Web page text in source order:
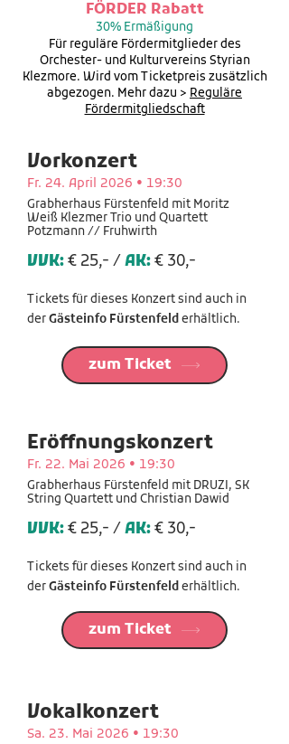
FÖRDER Rabatt
30% Ermäßigung
Für reguläre Fördermitglieder des
Orchester- und Kulturvereins Styrian
Klezmore. Wird vom Ticketpreis zusätzlich
abgezogen. Mehr dazu > Reguläre
Fördermitgliedschaft
Vorkonzert
Fr. 24. April 2026 • 19:30
Grabherhaus Fürstenfeld mit Moritz
Weiß Klezmer Trio und Quartett
Potzmann // Fruhwirth
VVK:€ 25,- / AK:€ 30,-
Tickets für dieses Konzert sind auch in
derGästeinfo Fürstenfelderhältlich.
zum Ticket
Eröffnungskonzert
Fr. 22. Mai 2026 • 19:30
Grabherhaus Fürstenfeld mit DRUZI, SK
String Quartett und Christian Dawid
VVK:€ 25,- / AK:€ 30,-
Tickets für dieses Konzert sind auch in
derGästeinfo Fürstenfelderhältlich.
zum Ticket
Vokalkonzert
Sa. 23. Mai 2026 • 19:30